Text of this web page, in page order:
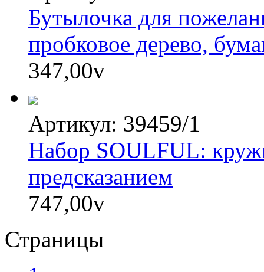
Бутылочка для
пробковое дерево,
347,00v
Артикул: 39459/1
Набор SOULFUL:
предсказанием
747,00v
Страницы